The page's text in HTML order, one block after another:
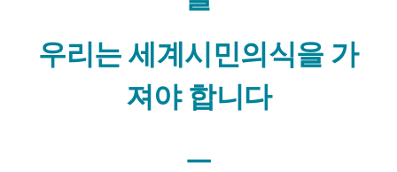
우리는 세계시민의식을 가
져야 합니다
ㅡ